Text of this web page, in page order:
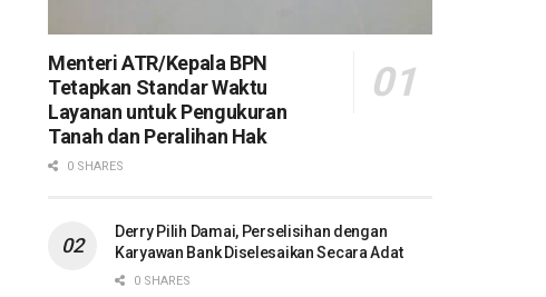
Menteri ATR/Kepala BPN
Tetapkan Standar Waktu
Layanan untuk Pengukuran
Tanah dan Peralihan Hak
0 SHARES
Derry Pilih Damai, Perselisihan dengan
Karyawan Bank Diselesaikan Secara Adat
0 SHARES